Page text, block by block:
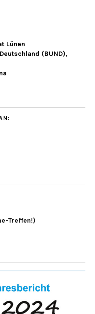
Lünen
(BUND),
Treffen!)